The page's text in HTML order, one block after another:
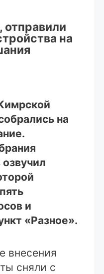
отправили
на
на
и
«Разное».
внесения
сняли с